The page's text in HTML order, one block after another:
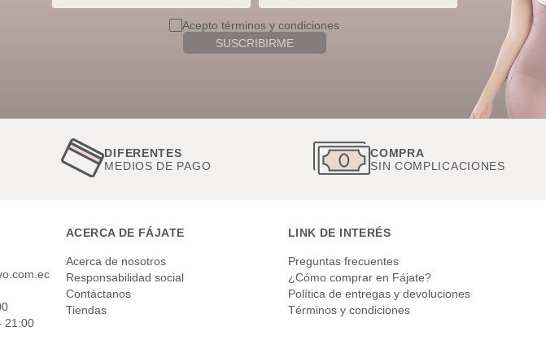
Acepto términos y condiciones
SUSCRIBIRME
DIFERENTES
MEDIOS DE PAGO
COMPRA
SIN COMPLICACIONES
21:00
ACERCA DE FÁJATE
Acerca de nosotros
Responsabilidad social
Contáctanos
Tiendas
LINK DE INTERÉS
Preguntas frecuentes
¿Cómo comprar en Fájate?
Política de entregas y devoluciones
Términos y condiciones